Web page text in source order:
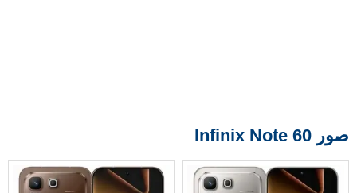
صور Infinix Note 60